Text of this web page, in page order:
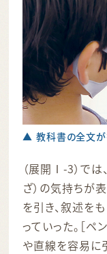
▲ 教科書の全文が
（展開Ⅰ-3）では
ざ）の気持ちが
を引き、叙述を
っていった。［
や直線を容易に